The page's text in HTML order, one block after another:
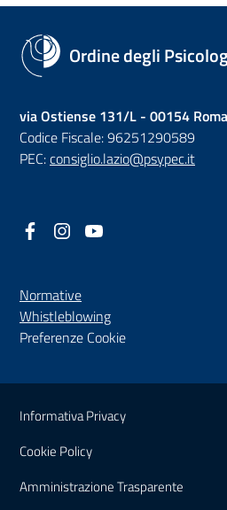
Ordine degli
via Ostiense 131/L - 00154
Codice Fiscale: 96251290589
PEC:consiglio.lazio@psypec.it
Facebook
(nuova scheda - new tab)
Instagram
(nuova scheda - new tab)
Normative
Whistleblowing(nuova scheda -
Preferenze Cookie
Sezione Link Utili
Informativa Privacy
Cookie Policy
Amministrazione Trasparente